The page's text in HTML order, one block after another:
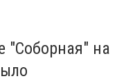
"Соборная" на